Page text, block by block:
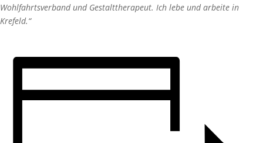
Wohlfahrtsverband und Gestalttherapeut. Ich lebe und arbeite in
Krefeld.“